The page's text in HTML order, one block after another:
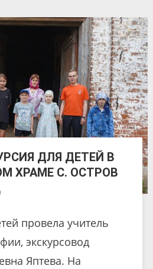
ДЛЯ ДЕТЕЙ В
ХРАМЕ С. ОСТРОВ
провела учитель
экскурсовод
Яптева. На